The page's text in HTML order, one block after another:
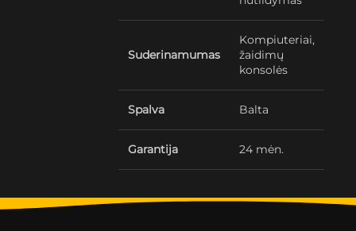
Suderinamumas
Kompiuteriai,
žaidimų
konsolės
Spalva Balta
Garantija 24 mėn.